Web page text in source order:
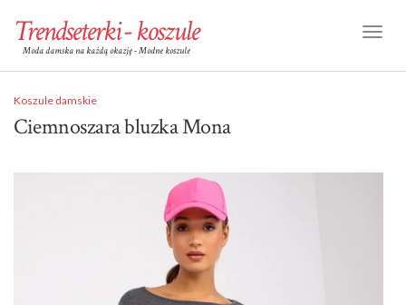
Trendseterki - koszule
Moda damska na każdą okazję - Modne koszule
Koszule damskie
Ciemnoszara bluzka Mona